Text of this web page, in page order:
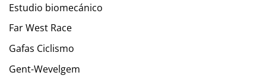
Estudio biomecánico
Far West Race
Gafas Ciclismo
Gent-Wevelgem